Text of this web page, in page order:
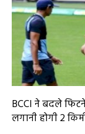
BCCI ने बदले
लगानी होगी 2